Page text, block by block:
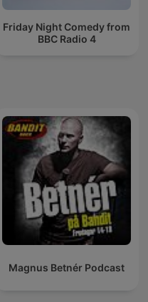
Friday Night Comedy from
BBC Radio 4
Magnus Betnér Podcast